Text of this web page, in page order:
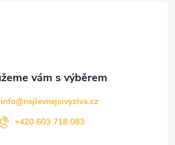
info@nejlevnejsivyziva.cz
+420 603 718 083